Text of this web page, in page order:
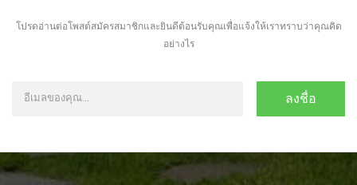
โปรดอ่านต่อโพสต์สมัครสมาชิกและยินดีต้อนรับคุณเพื่อแจ้งให้เราทราบว่าคุณคิด
อย่างไร